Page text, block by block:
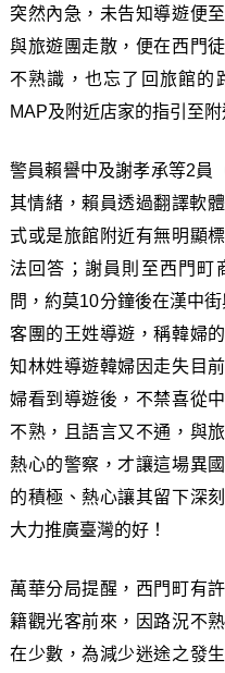
突然內急，未告知導遊便
與旅遊團走散，便在西門
不熟識，也忘了回旅館的
MAP及附近店家的指引至
警員賴譽中及謝孝承等2員
其情緒，賴員透過翻譯軟
式或是旅館附近有無明顯
法回答；謝員則至西門町
問，約莫10分鐘後在漢中
客團的王姓導遊，稱韓婦
知林姓導遊韓婦因走失目
婦看到導遊後，不禁喜從
不熟，且語言又不通，與
熱心的警察，才讓這場異
的積極、熱心讓其留下深
大力推廣臺灣的好！
萬華分局提醒，西門町有
籍觀光客前來，因路況不
在少數，為減少迷途之發